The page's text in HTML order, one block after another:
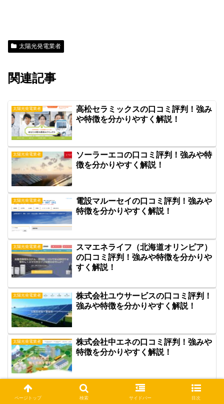
太陽光発電業者
関連記事
太陽光発電業者
高松セラミックスの口コミ評判！強み
や特徴を分かりやすく解説！
太陽光発電業者
ソーラーエコの口コミ評判！強みや特
徴を分かりやすく解説！
太陽光発電業者
電設マルーセイの口コミ評判！強みや
特徴を分かりやすく解説！
太陽光発電業者
スマエネライフ（北海道オリンピア）
の口コミ評判！強みや特徴を分かりや
すく解説！
太陽光発電業者
株式会社ユウサービスの口コミ評判！
強みや特徴を分かりやすく解説！
太陽光発電業者
株式会社中エネの口コミ評判！強みや
特徴を分かりやすく解説！
太陽光発電業者
SKCエナジーの口コミ評判！強みや
特徴を分かりやすく解説！
ページトップ 検索 サイドバー 目次